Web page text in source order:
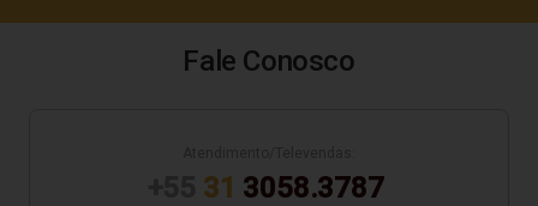
Fale Conosco
31 3058.3787